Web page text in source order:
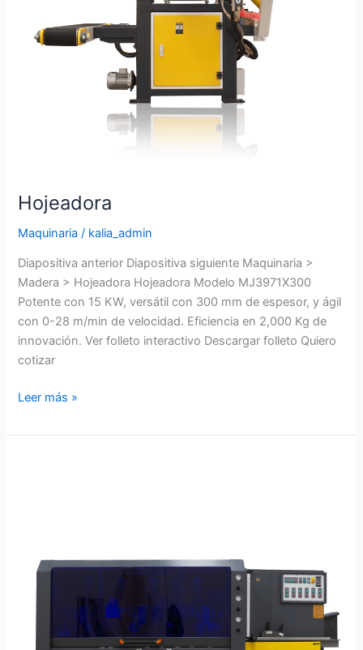
Hojeadora
Maquinaria / kalia_admin
Diapositiva anterior Diapositiva siguiente Maquinaria >
Madera > Hojeadora Hojeadora Modelo MJ3971X300
Potente con 15 KW, versátil con 300 mm de espesor, y ágil
con 0-28 m/min de velocidad. Eficiencia en 2,000 Kg de
innovación. Ver folleto interactivo Descargar folleto Quiero
cotizar
Leer más »